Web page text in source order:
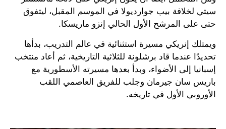
سيتي لخلافة بيب جوارديولا في الموسم المقبل، ليتفوق
حتى على المرشح الأول الحالي إنزو ماريسكا.
ويمتلك إنريكي مسيرة استثنائية في عالم التدريب، بدأها
تحديدًا عندما قاد برشلونة للثلاثية التاريخية، ثم أعاد منتخب
إسبانيا إلى الأضواء، وبدأ بعدها مسيرته الأسطورية مع
باريس سان جيرمان وجلب للفريق العاصمي اللقب
الأوروبي الأول في تاريخه.